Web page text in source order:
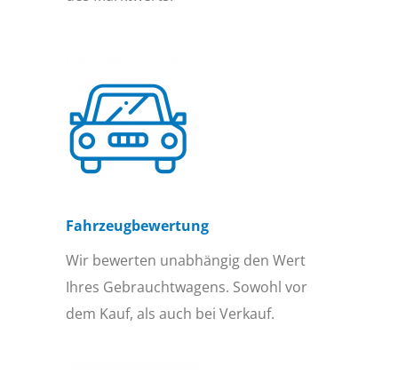
Fahrzeugbewertung
Wir bewerten unabhängig den Wert
Ihres Gebrauchtwagens. Sowohl vor
dem Kauf, als auch bei Verkauf.